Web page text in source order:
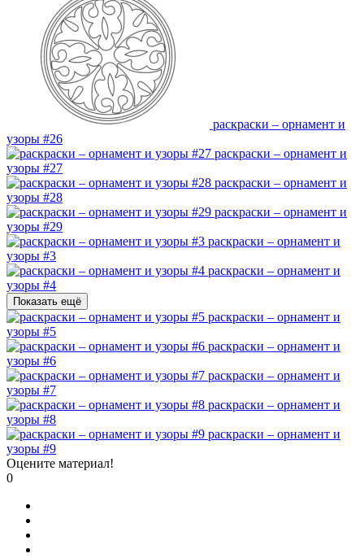
раскраски – орнамент и
узоры #26
раскраски – орнамент и
узоры #27
раскраски – орнамент и
узоры #28
раскраски – орнамент и
узоры #29
раскраски – орнамент и
узоры #3
раскраски – орнамент и
узоры #4
Показать ещё
раскраски – орнамент и
узоры #5
раскраски – орнамент и
узоры #6
раскраски – орнамент и
узоры #7
раскраски – орнамент и
узоры #8
раскраски – орнамент и
узоры #9
Оцените материал!
0